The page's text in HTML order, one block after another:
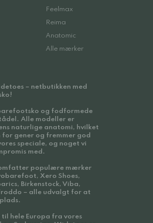
Feelmax
Reima
Anatomic
Alle mærker
– netbutikken med
og fodformede
Alle modeller er
naturlige anatomi, hvilket
for gener og fremmer god
speciale, og noget vi
med.
populære mærker
Xero Shoes,
Birkenstock, Viba,
– alle udvalgt for at
hele Europa fra vores